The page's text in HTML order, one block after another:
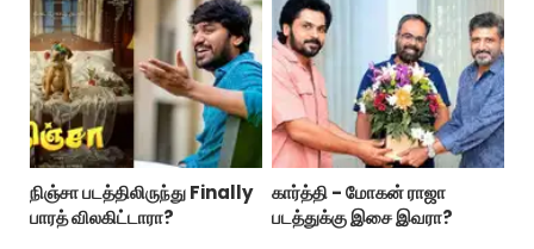
நிஞ்சா படத்திலிருந்து Finally
பாரத் விலகிட்டாரா?
கார்த்தி - மோகன் ராஜா
படத்துக்கு இசை இவரா?